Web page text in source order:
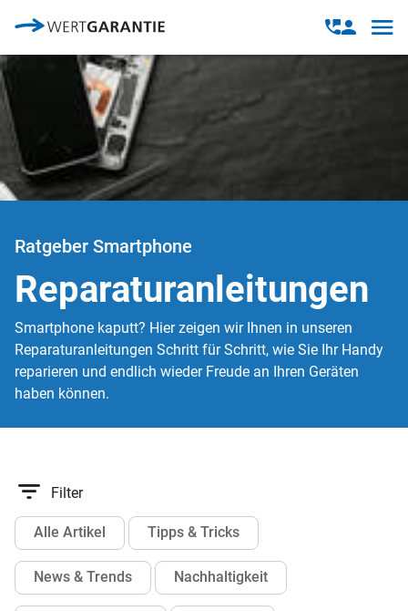
Open
Open
Ratgeber Smartphone
Reparaturanleitungen
Smartphone kaputt? Hier zeigen wir Ihnen in unseren
Reparaturanleitungen Schritt für Schritt, wie Sie Ihr Handy
reparieren und endlich wieder Freude an Ihren Geräten
haben können.
Filter
Alle Artikel Tipps & Tricks
News & Trends Nachhaltigkeit